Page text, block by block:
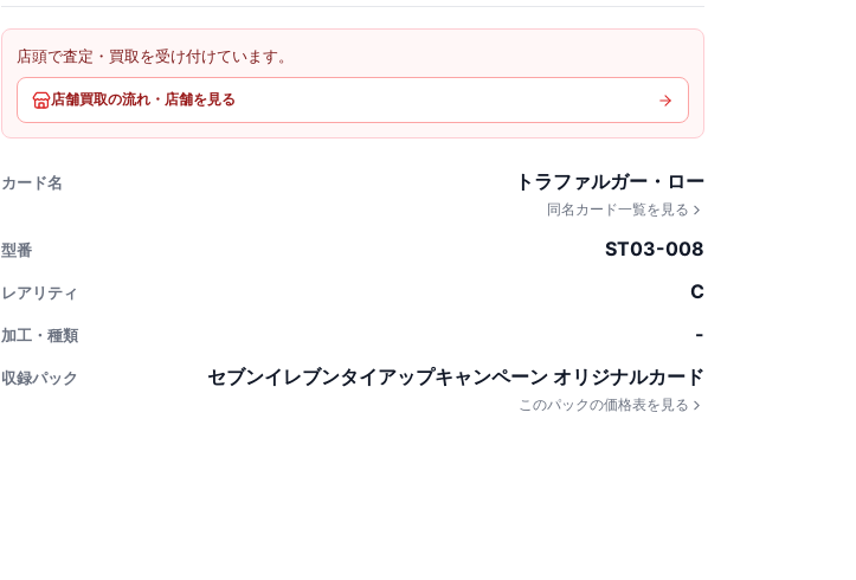
店頭で査定・買取を受け付けています。
店舗買取の流れ・店舗を見る
カード名 トラファルガー・ロー
同名カード一覧を見る
型番 ST03-008
レアリティ C
加工・種類 -
収録パック セブンイレブンタイアップキャンペーン オリジナルカード
このパックの価格表を見る